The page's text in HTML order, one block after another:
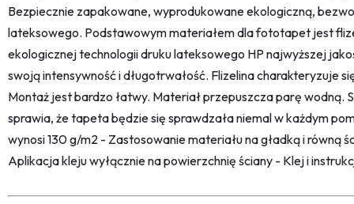
Bezpiecznie zapakowane, wyprodukowane ekologiczną,
lateksowego. Podstawowym materiałem dla fototapet jest
ekologicznej technologii druku lateksowego HP najwyższej
swoją intensywność i długotrwałość. Flizelina charakteryzuje
Montaż jest bardzo łatwy. Materiał przepuszcza parę wodną.
sprawia, że tapeta będzie się sprawdzała niemal w każdym
wynosi 130 g/m2 - Zastosowanie materiału na gładką i równą
Aplikacja kleju wyłącznie na powierzchnię ściany - Klej i